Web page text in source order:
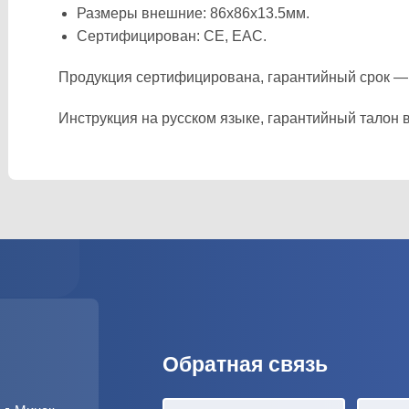
Размеры внешние: 86х86х13.5мм.
Сертифицирован: CE, EAC.
Продукция сертифицирована, гарантийный срок
Инструкция на русском языке, гарантийный талон
Обратная связь